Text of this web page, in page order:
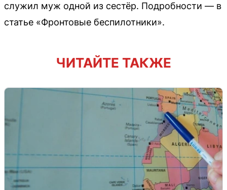
служил муж одной из сестёр. Подробности — в
статье «Фронтовые беспилотники».
ЧИТАЙТЕ ТАКЖЕ